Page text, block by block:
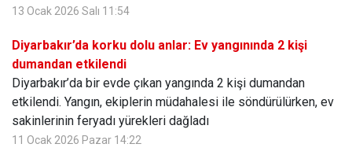
13 Ocak 2026 Salı 11:54
Diyarbakır’da korku dolu anlar: Ev yangınında 2 kişi
dumandan etkilendi
Diyarbakır’da bir evde çıkan yangında 2 kişi dumandan
etkilendi. Yangın, ekiplerin müdahalesi ile söndürülürken, ev
sakinlerinin feryadı yürekleri dağladı
11 Ocak 2026 Pazar 14:22